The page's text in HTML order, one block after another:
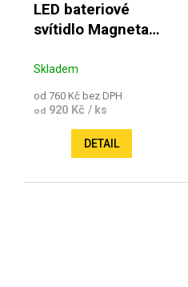
LED bateriové
svítidlo Magneta
Skladem
od 760 Kč bez DPH
od920 Kč / ks
DETAIL